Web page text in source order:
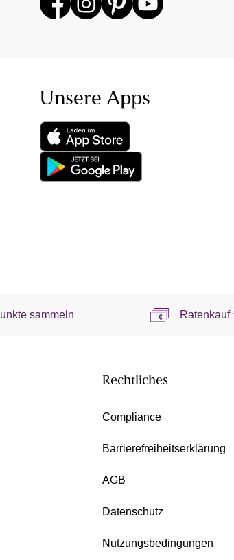
Unsere Apps
sammeln Ratenkauf
Rechtliches
Compliance
Barrierefreiheitserklärung
AGB
Datenschutz
Nutzungsbedingungen